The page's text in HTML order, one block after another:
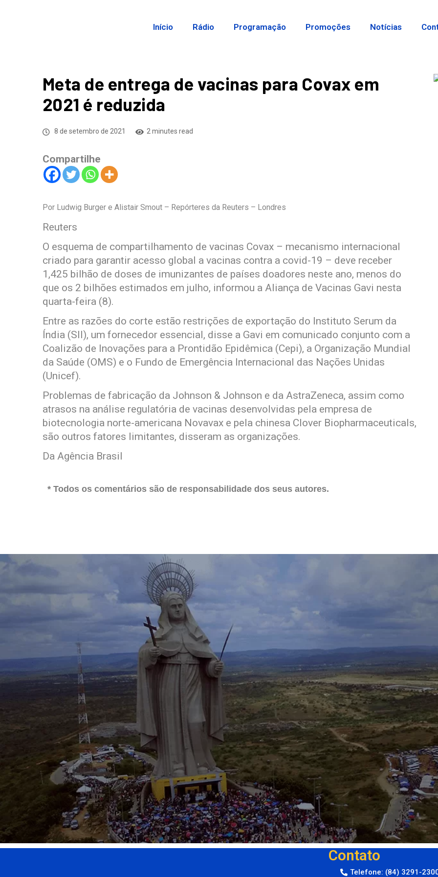
Início Rádio Programação Promoções Notícias
Meta de entrega de vacinas para Covax em
2021 é reduzida
8 de setembro de 2021 2 minutes read
Compartilhe
Por Ludwig Burger e Alistair Smout – Repórteres da Reuters – Londres
Reuters
O esquema de compartilhamento de vacinas Covax – mecanismo internacional
criado para garantir acesso global a vacinas contra a covid-19 – deve receber
1,425 bilhão de doses de imunizantes de países doadores neste ano, menos do
que os 2 bilhões estimados em julho, informou a Aliança de Vacinas Gavi nesta
quarta-feira (8).
Entre as razões do corte estão restrições de exportação do Instituto Serum da
Índia (SII), um fornecedor essencial, disse a Gavi em comunicado conjunto com a
Coalizão de Inovações para a Prontidão Epidêmica (Cepi), a Organização Mundial
da Saúde (OMS) e o Fundo de Emergência Internacional das Nações Unidas
(Unicef).
Problemas de fabricação da Johnson & Johnson e da AstraZeneca, assim como
atrasos na análise regulatória de vacinas desenvolvidas pela empresa de
biotecnologia norte-americana Novavax e pela chinesa Clover Biopharmaceuticals,
são outros fatores limitantes, disseram as organizações.
Da Agência Brasil
* Todos os comentários são de responsabilidade dos seus autores.
Contato
Telefone: (84) 3291-